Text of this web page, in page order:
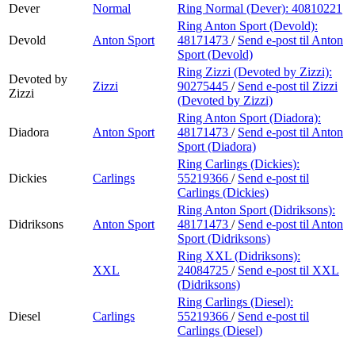
Dever
Normal Ring Normal (Dever): 40810221
Devold Anton Sport
Ring Anton Sport (Devold):
48171473 / Send e-post til Anton
Sport (Devold)
Devoted by
Zizzi
Zizzi
Ring Zizzi (Devoted by Zizzi):
90275445 / Send e-post til Zizzi
(Devoted by Zizzi)
Diadora Anton Sport
Ring Anton Sport (Diadora):
48171473 / Send e-post til Anton
Sport (Diadora)
Dickies Carlings
Ring Carlings (Dickies):
55219366 / Send e-post til
Carlings (Dickies)
Didriksons Anton Sport
Ring Anton Sport (Didriksons):
48171473 / Send e-post til Anton
Sport (Didriksons)
XXL
Ring XXL (Didriksons):
24084725 / Send e-post til XXL
(Didriksons)
Diesel Carlings
Ring Carlings (Diesel):
55219366 / Send e-post til
Carlings (Diesel)